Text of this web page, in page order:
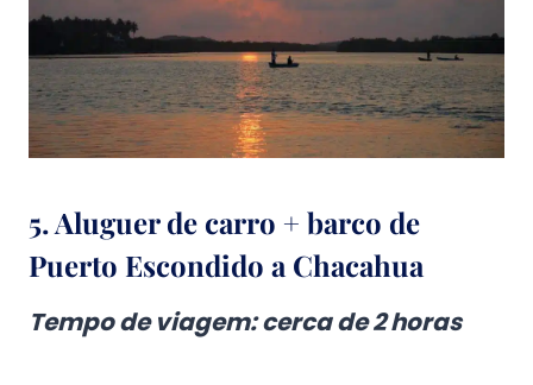
5. Aluguer de carro + barco de
Puerto Escondido a Chacahua
Tempo de viagem: cerca de 2 horas